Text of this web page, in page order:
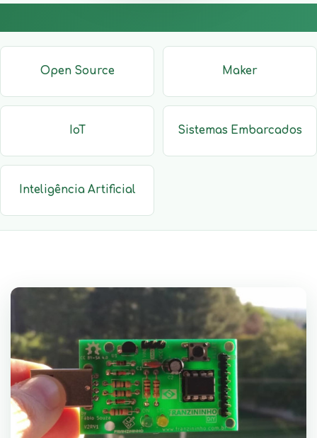
Open Source Maker
IoT Sistemas Embarcados
Inteligência Artificial